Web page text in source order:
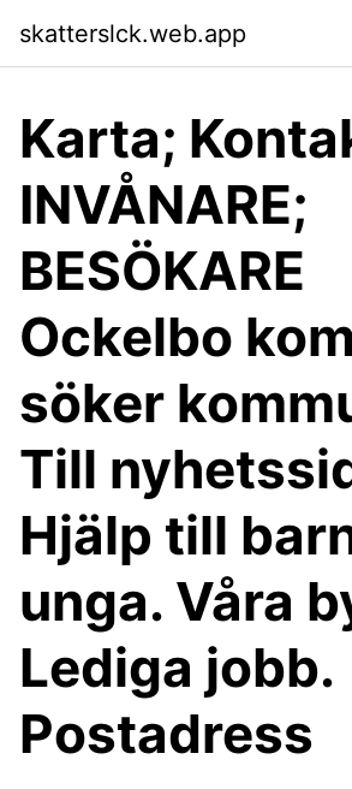
skatterslck.web.app
Karta;
INVÅNARE;
BESÖKARE
Ockelbo
söker
Till
Hjälp till
unga. Våra
Lediga jobb.
Postadress